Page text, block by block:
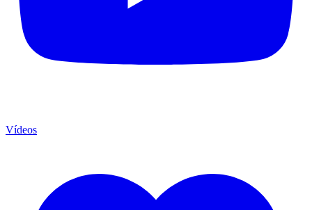
Vídeos